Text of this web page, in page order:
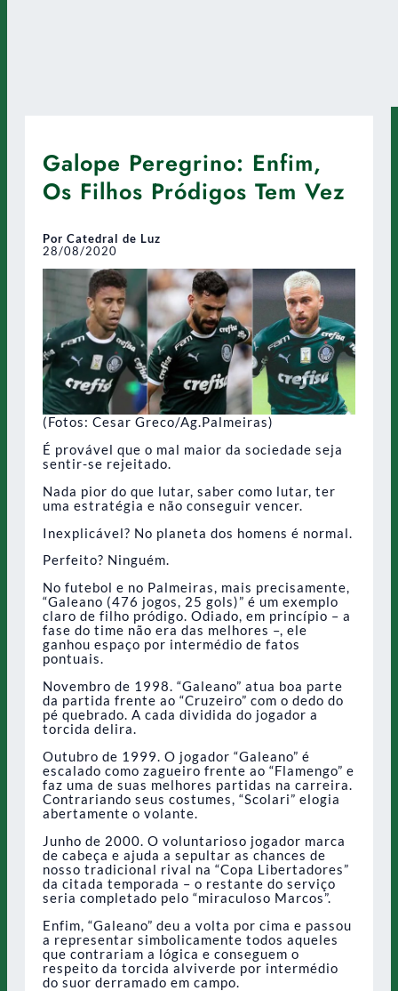
Galope Peregrino: Enfim,
Os Filhos Pródigos Tem Vez
Por Catedral de Luz
28/08/2020
(Fotos: Cesar Greco/Ag.Palmeiras)
É provável que o mal maior da sociedade seja
sentir-se rejeitado.
Nada pior do que lutar, saber como lutar, ter
uma estratégia e não conseguir vencer.
Inexplicável? No planeta dos homens é normal.
Perfeito? Ninguém.
No futebol e no Palmeiras, mais precisamente,
“Galeano (476 jogos, 25 gols)” é um exemplo
claro de filho pródigo. Odiado, em princípio – a
fase do time não era das melhores –, ele
ganhou espaço por intermédio de fatos
pontuais.
Novembro de 1998. “Galeano” atua boa parte
da partida frente ao “Cruzeiro” com o dedo do
pé quebrado. A cada dividida do jogador a
torcida delira.
Outubro de 1999. O jogador “Galeano” é
escalado como zagueiro frente ao “Flamengo” e
faz uma de suas melhores partidas na carreira.
Contrariando seus costumes, “Scolari” elogia
abertamente o volante.
Junho de 2000. O voluntarioso jogador marca
de cabeça e ajuda a sepultar as chances de
nosso tradicional rival na “Copa Libertadores”
da citada temporada – o restante do serviço
seria completado pelo “miraculoso Marcos”.
Enfim, “Galeano” deu a volta por cima e passou
a representar simbolicamente todos aqueles
que contrariam a lógica e conseguem o
respeito da torcida alviverde por intermédio
do suor derramado em campo.